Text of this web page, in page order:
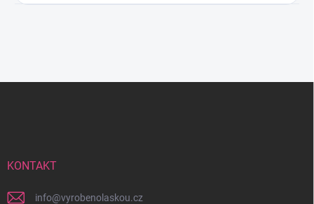
KONTAKT
info@vyrobenolaskou.cz